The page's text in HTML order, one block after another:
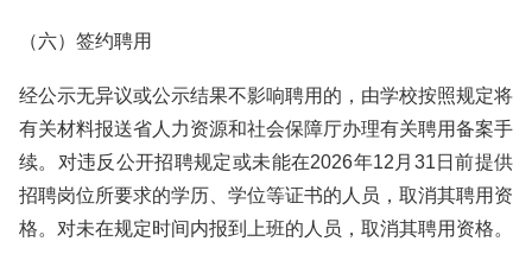
（六）签约聘用
经公示无异议或公示结果不影响聘用的，由学校按照规定将
有关材料报送省人力资源和社会保障厅办理有关聘用备案手
续。对违反公开招聘规定或未能在2026年12月31日前提供
招聘岗位所要求的学历、学位等证书的人员，取消其聘用资
格。对未在规定时间内报到上班的人员，取消其聘用资格。